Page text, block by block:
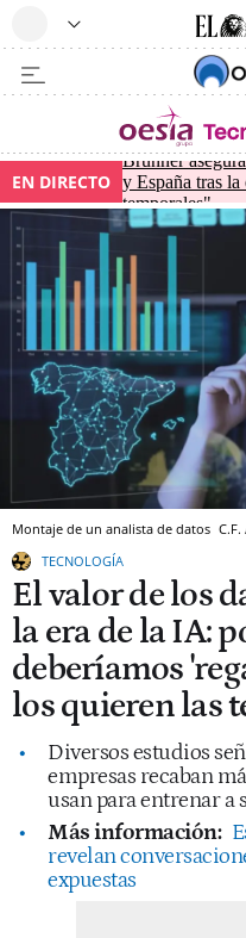
EN DIRECTO
Brunner
y España tras
temporales"
Montaje de un analista de datos
TECNOLOGÍA
El valor de los
la era de la IA:
deberíamos
los quieren las
Diversos estudios
empresas recaban
usan para entrenar a
Más información:
revelan
expuestas